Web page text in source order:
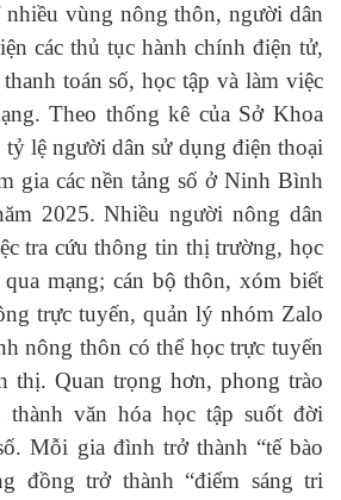
vùng nông thôn, người dân
các thủ tục hành chính điện tử,
toán số, học tập và làm việc
Theo thống kê của Sở Khoa
lệ người dân sử dụng điện thoại
gia các nền tảng số ở Ninh Bình
2025. Nhiều người nông dân
tra cứu thông tin thị trường, học
mạng; cán bộ thôn, xóm biết
trực tuyến, quản lý nhóm Zalo
nông thôn có thể học trực tuyến
thị. Quan trọng hơn, phong trào
văn hóa học tập suốt đời
Mỗi gia đình trở thành “tế bào
đồng trở thành “điểm sáng tri